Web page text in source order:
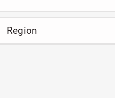
Region